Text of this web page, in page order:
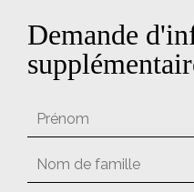
Demande